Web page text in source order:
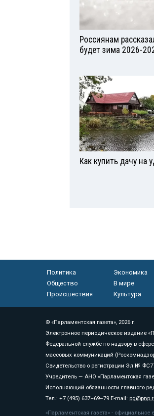
Россиянам
будет зима 2026-
Как купить дачу на
Политика
Экономика
Общество
В мире
Происшествия
Культура
© «Парламентская газета», 2026 г.
Электронное периодическое издание
Федеральной службе по надзору в
массовых коммуникаций
Свидетельство о регистрации Эл №
Учредитель — АНО «Парламентская
Исполняющий обязанности главного
Тел.: +7 (495) 637–69–79 E-mail:
«Парламентская газета» -